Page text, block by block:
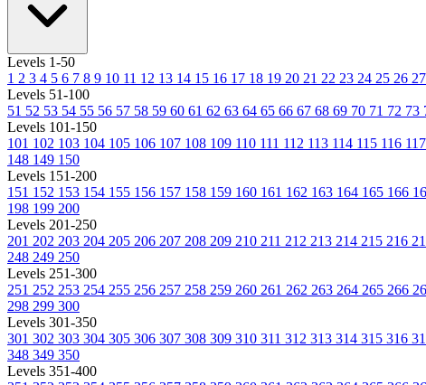
Levels 1-50
1 2 3 4 5 6 7 8 9 10 11 12 13 14 15 16 17 18 19 20 21 22 23 24 25 26 27
Levels 51-100
51 52 53 54 55 56 57 58 59 60 61 62 63 64 65 66 67 68 69 70 71 72 73
Levels 101-150
101 102 103 104 105 106 107 108 109 110 111 112 113 114 115 116 117
148 149 150
Levels 151-200
151 152 153 154 155 156 157 158 159 160 161 162 163 164 165 166
198 199 200
Levels 201-250
201 202 203 204 205 206 207 208 209 210 211 212 213 214 215 216
248 249 250
Levels 251-300
251 252 253 254 255 256 257 258 259 260 261 262 263 264 265 266
298 299 300
Levels 301-350
301 302 303 304 305 306 307 308 309 310 311 312 313 314 315 316
348 349 350
Levels 351-400